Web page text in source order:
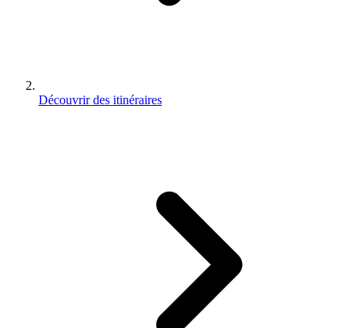
Découvrir des itinéraires